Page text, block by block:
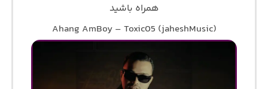
همراه باشید
Ahang AmBoy – Toxic05 (jaheshMusic)